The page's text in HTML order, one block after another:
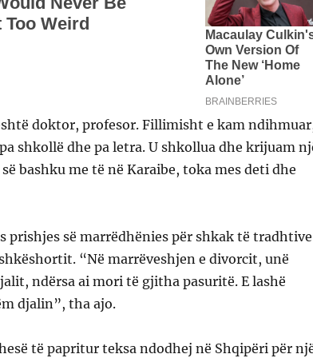
doktor, profesor. Fillimisht e kam
shkollë dhe pa letra. U shkollua dhe krijuam
bashku me të në Karaibe, toka mes deti dhe
prishjes së marrëdhënies për shkak të tradhtive
“Në marrëveshjen e divorcit, unë
ndërsa ai mori të gjitha pasuritë. E lashë
djalin”, tha ajo.
të papritur teksa ndodhej në Shqipëri për